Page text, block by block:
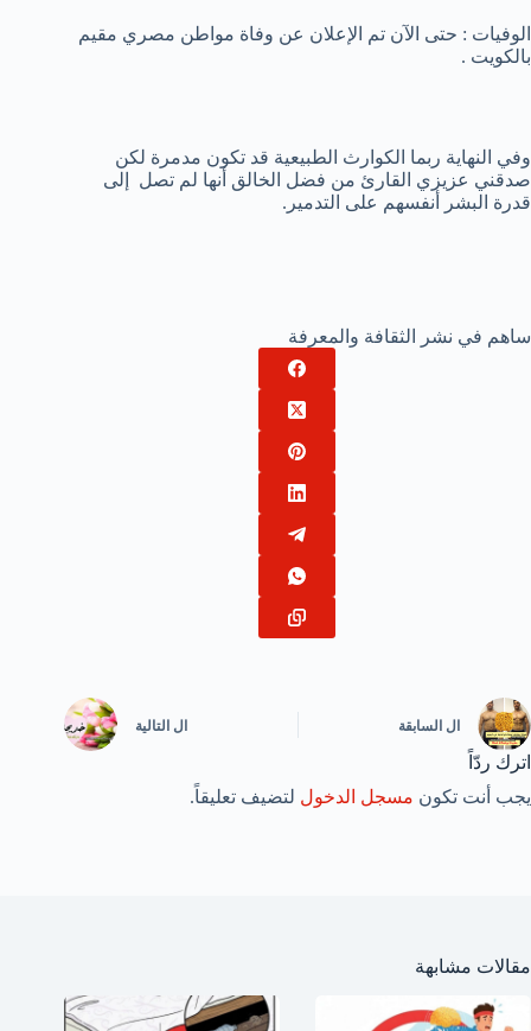
الوفيات : حتى الآن تم الإعلان عن وفاة مواطن مصري مقيم
بالكويت .
وفي النهاية ربما الكوارث الطبيعية قد تكون مدمرة لكن
صدقني عزيزي القارئ من فضل الخالق أنها لم تصل إلى
قدرة البشر أنفسهم على التدمير.
ساهم في نشر الثقافة والمعرفة
ال السابقة ال التالية
اترك ردّاً
يجب أنت تكون مسجل الدخول لتضيف تعليقاً.
مقالات مشابهة